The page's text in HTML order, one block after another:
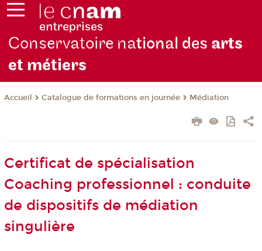
Conservatoire national des arts
et métiers
Accueil Catalogue de formations en journée Médiation
Certificat de spécialisation
Coaching professionnel : conduite
de dispositifs de médiation
singulière